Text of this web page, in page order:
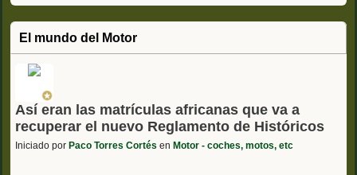
El mundo del Motor
Así eran las matrículas africanas que va a
recuperar el nuevo Reglamento de Históricos
Iniciado por Paco Torres Cortés en Motor - coches, motos, etc